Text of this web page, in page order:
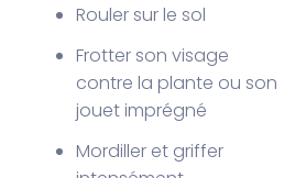
Rouler sur le sol
Frotter son visage
contre la plante ou son
jouet imprégné
Mordiller et griffer